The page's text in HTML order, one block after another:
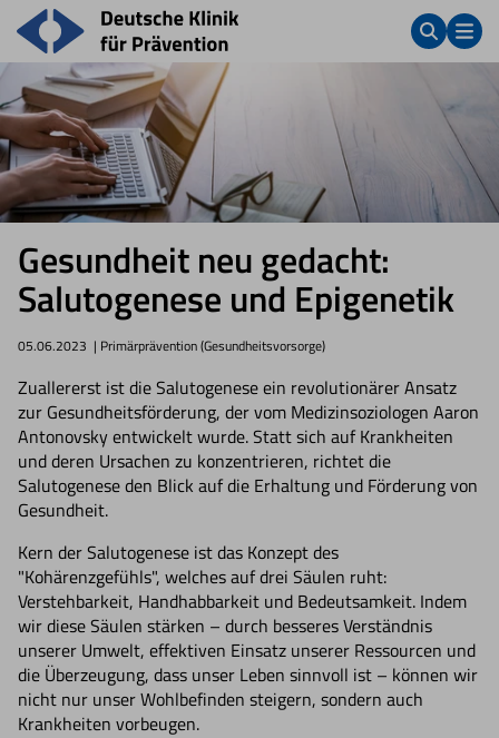
Gesundheit neu gedacht:
Salutogenese und Epigenetik
05.06.2023 | Primärprävention (Gesundheitsvorsorge)
Zuallererst ist die Salutogenese ein revolutionärer Ansatz
zur Gesundheitsförderung, der vom Medizinsoziologen Aaron
Antonovsky entwickelt wurde. Statt sich auf Krankheiten
und deren Ursachen zu konzentrieren, richtet die
Salutogenese den Blick auf die Erhaltung und Förderung von
Gesundheit.
Kern der Salutogenese ist das Konzept des
"Kohärenzgefühls", welches auf drei Säulen ruht:
Verstehbarkeit, Handhabbarkeit und Bedeutsamkeit. Indem
wir diese Säulen stärken – durch besseres Verständnis
unserer Umwelt, effektiven Einsatz unserer Ressourcen und
die Überzeugung, dass unser Leben sinnvoll ist – können wir
nicht nur unser Wohlbefinden steigern, sondern auch
Krankheiten vorbeugen.